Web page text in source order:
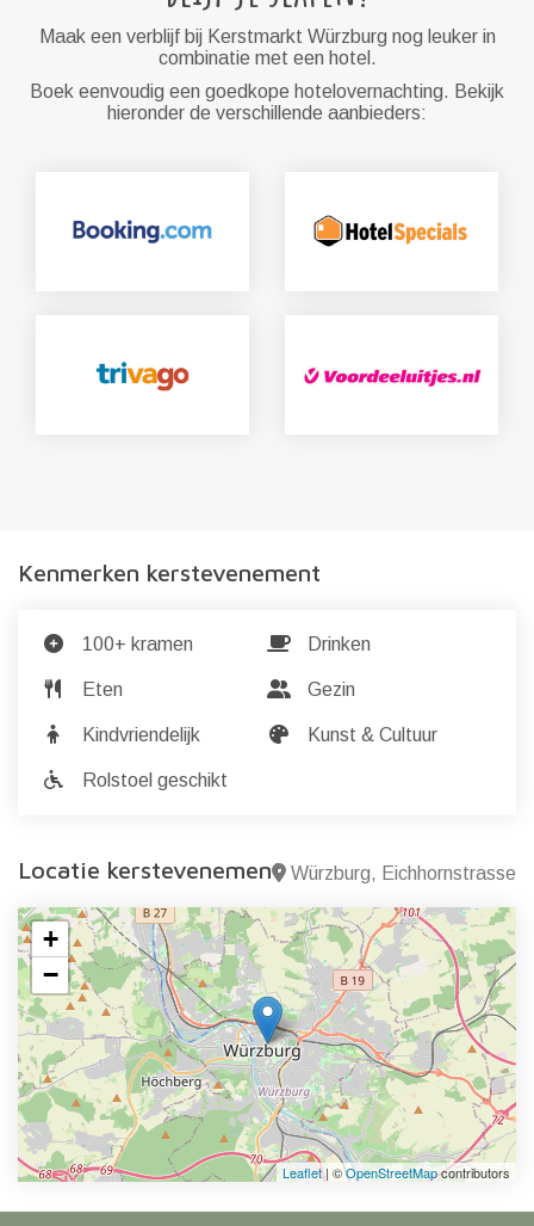
Maak een verblijf bij Kerstmarkt Würzburg nog leuker in
combinatie met een hotel.
Boek eenvoudig een goedkope hotelovernachting. Bekijk
hieronder de verschillende aanbieders:
Kenmerken kerstevenement
100+ kramen Drinken
Eten Gezin
Kindvriendelijk Kunst & Cultuur
Rolstoel geschikt
Locatie kerstevenement Würzburg, Eichhornstrasse
+
−
Leaflet| ©OpenStreetMapcontributors